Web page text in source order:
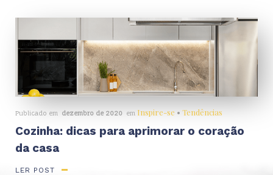
Publicado em dezembro de 2020 em Inspire-se • Tendências
Cozinha: dicas para aprimorar o coração
da casa
LER POST